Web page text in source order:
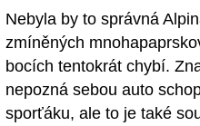
Nebyla by to správná
zmíněných
bocích tentokrát chybí.
nepozná sebou auto
sporťáku, ale to je také